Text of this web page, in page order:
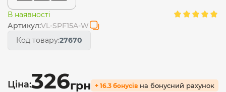
В наявності
Артикул:VL-SPF15A-W
Код товару:27670
Ціна:326грн + 16.3 бонусів на бонусний рахунок